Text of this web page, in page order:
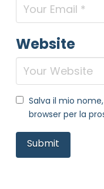
Website
Salva il mio
browser per la